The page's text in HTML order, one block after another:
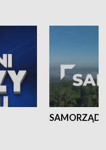
SAMORZĄD